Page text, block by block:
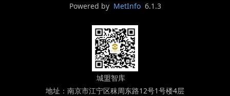
Powered by MetInfo6.1.3
城盟智库
地址：南京市江宁区秣周东路12号1号楼4层